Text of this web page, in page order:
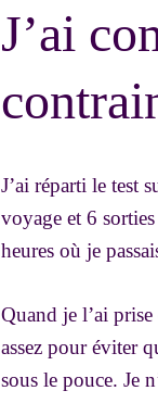
J’ai
J’ai réparti le test
voyage et 6
heures où je
Quand je l’ai
assez pour éviter
sous le pouce. Je